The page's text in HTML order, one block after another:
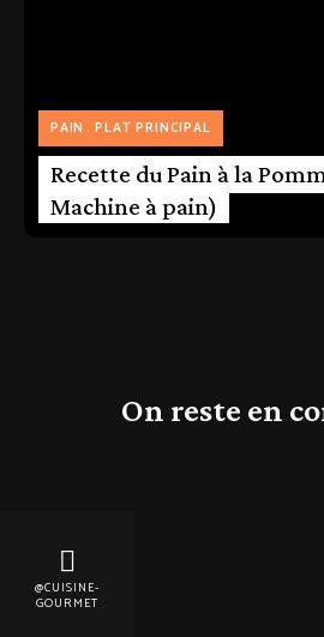
PAIN PLAT PRINCIPAL
Recette du Pain à la
Machine à pain)
On reste en
@CUISINE-
GOURMET